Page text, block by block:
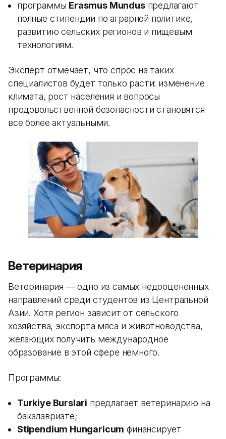
программы Erasmus Mundusпредлагают
полные стипендии по аграрной политике,
развитию сельских регионов и пищевым
технологиям.
Эксперт отмечает, что спрос на таких
специалистов будет только расти: изменение
климата, рост населения и вопросы
продовольственной безопасности становятся
все более актуальными.
Ветеринария
Ветеринария — одно из самых недооцененных
направлений среди студентов из Центральной
Азии. Хотя регион зависит от сельского
хозяйства, экспорта мяса и животноводства,
желающих получить международное
образование в этой сфере немного.
Программы:
Turkiye Burslari предлагает ветеринарию на
бакалавриате;
Stipendium Hungaricum финансирует